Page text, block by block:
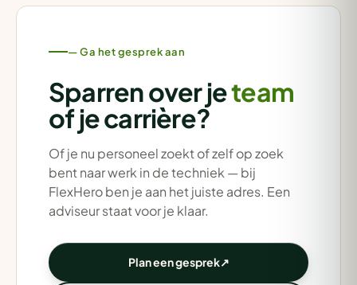
— Ga het gesprek aan
Sparren over jeteam
of je carrière?
Of je nu personeel zoekt of zelf op zoek
bent naar werk in de techniek — bij
FlexHero ben je aan het juiste adres. Een
adviseur staat voor je klaar.
Plan een gesprek↗